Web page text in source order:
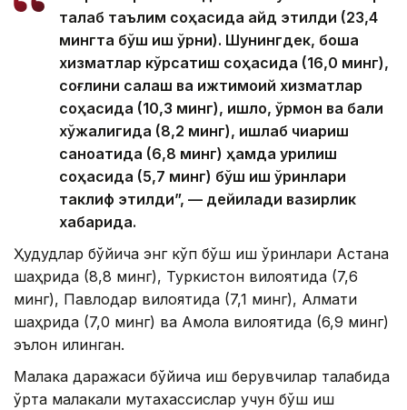
талаб таълим соҳасида қайд этилди (23,4
мингта бўш иш ўрни). Шунингдек, бошқа
хизматлар кўрсатиш соҳасида (16,0 минг),
соғлиқни сақлаш ва ижтимоий хизматлар
соҳасида (10,3 минг), қишлоқ, ўрмон ва балиқ
хўжалигида (8,2 минг), ишлаб чиқариш
саноатида (6,8 минг) ҳамда қурилиш
соҳасида (5,7 минг) бўш иш ўринлари
таклиф этилди”, — дейилади вазирлик
хабарида.
Ҳудудлар бўйича энг кўп бўш иш ўринлари Астана
шаҳрида (8,8 минг), Туркистон вилоятида (7,6
минг), Павлодар вилоятида (7,1 минг), Алмати
шаҳрида (7,0 минг) ва Ақмола вилоятида (6,9 минг)
эълон қилинган.
Малака даражаси бўйича иш берувчилар талабида
ўрта малакали мутахассислар учун бўш иш